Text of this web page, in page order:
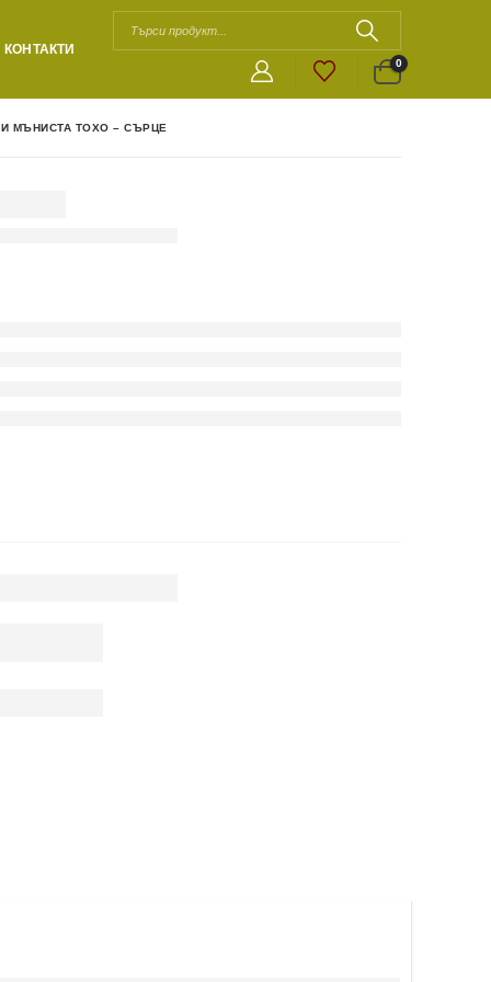
КОНТАКТИ
0
МЪНИСТА ТОХО – СЪРЦЕ